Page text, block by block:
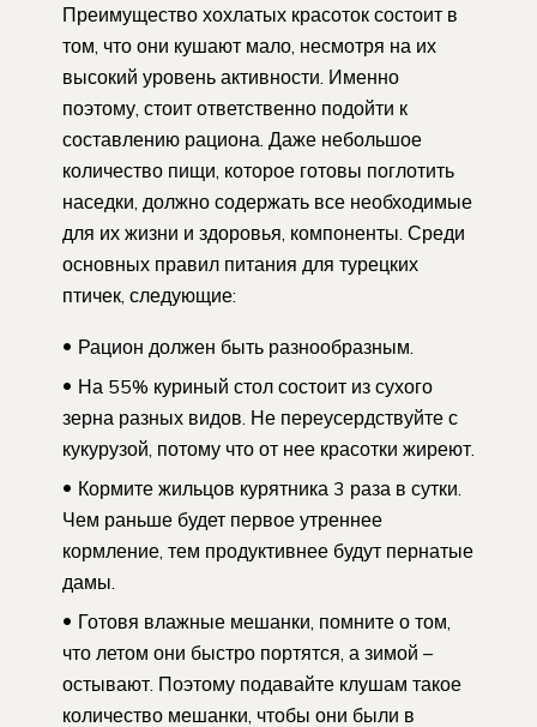
Преимущество хохлатых красоток состоит в
том, что они кушают мало, несмотря на их
высокий уровень активности. Именно
поэтому, стоит ответственно подойти к
составлению рациона. Даже небольшое
количество пищи, которое готовы поглотить
наседки, должно содержать все необходимые
для их жизни и здоровья, компоненты. Среди
основных правил питания для турецких
птичек, следующие:
Рацион должен быть разнообразным.
На 55% куриный стол состоит из сухого
зерна разных видов. Не переусердствуйте с
кукурузой, потому что от нее красотки жиреют.
Кормите жильцов курятника 3 раза в сутки.
Чем раньше будет первое утреннее
кормление, тем продуктивнее будут пернатые
дамы.
Готовя влажные мешанки, помните о том,
что летом они быстро портятся, а зимой –
остывают. Поэтому подавайте клушам такое
количество мешанки, чтобы они были в